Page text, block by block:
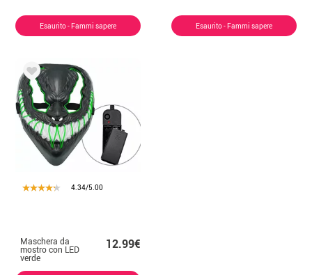
Esaurito - Fammi sapere Esaurito - Fammi sapere
4.34/5.00
Maschera da
mostro con LED
verde
12.99€